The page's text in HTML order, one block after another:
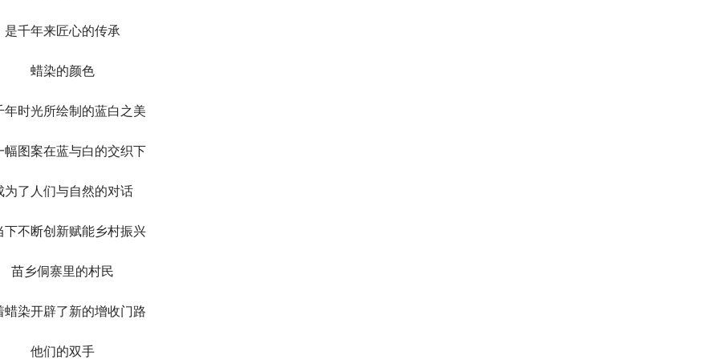
是千年来匠心的传承
蜡染的颜色
年时光所绘制的蓝白之美
幅图案在蓝与白的交织下
为了人们与自然的对话
下不断创新赋能乡村振兴
苗乡侗寨里的村民
蜡染开辟了新的增收门路
他们的双手